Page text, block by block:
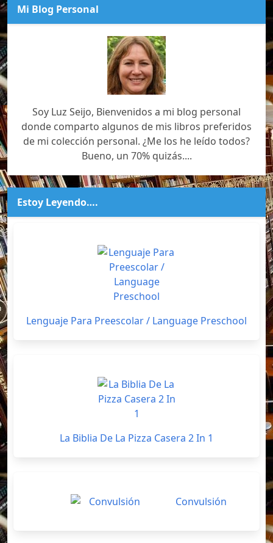
Mi Blog Personal
Soy Luz Seijo, Bienvenidos a mi blog personal
donde comparto algunos de mis libros preferidos
de mi colección personal. ¿Me los he leído todos?
Bueno, un 70% quizás....
Estoy Leyendo….
Lenguaje Para Preescolar / Language Preschool
La Biblia De La Pizza Casera 2 In 1
Convulsión